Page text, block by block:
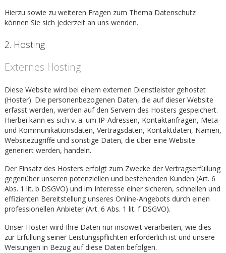
Hierzu sowie zu weiteren Fragen zum Thema Datenschutz
können Sie sich jederzeit an uns wenden.
2. Hosting
Externes Hosting
Diese Website wird bei einem externen Dienstleister gehostet
(Hoster). Die personenbezogenen Daten, die auf dieser Website
erfasst werden, werden auf den Servern des Hosters gespeichert.
Hierbei kann es sich v. a. um IP-Adressen, Kontaktanfragen, Meta-
und Kommunikationsdaten, Vertragsdaten, Kontaktdaten, Namen,
Websitezugriffe und sonstige Daten, die über eine Website
generiert werden, handeln.
Der Einsatz des Hosters erfolgt zum Zwecke der Vertragserfüllung
gegenüber unseren potenziellen und bestehenden Kunden (Art. 6
Abs. 1 lit. b DSGVO) und im Interesse einer sicheren, schnellen und
effizienten Bereitstellung unseres Online-Angebots durch einen
professionellen Anbieter (Art. 6 Abs. 1 lit. f DSGVO).
Unser Hoster wird Ihre Daten nur insoweit verarbeiten, wie dies
zur Erfüllung seiner Leistungspflichten erforderlich ist und unsere
Weisungen in Bezug auf diese Daten befolgen.